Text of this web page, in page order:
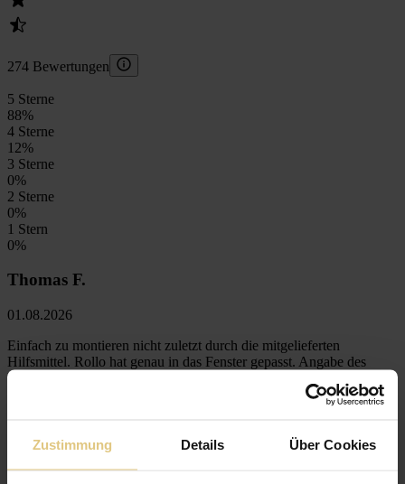
Zustimmung Details Über Cookies
274 Bewertungen
5 Sterne
88%
4 Sterne
12%
3 Sterne
0%
2 Sterne
0%
1 Stern
0%
Thomas F.
01.08.2026
Einfach zu montieren nicht zuletzt durch die mitgelieferten
Hilfsmittel. Rollo hat genau in das Fenster gepasst. Angabe des
Fenstertypen von Roto war hier der Schlüssel. Verdunklungseffekt